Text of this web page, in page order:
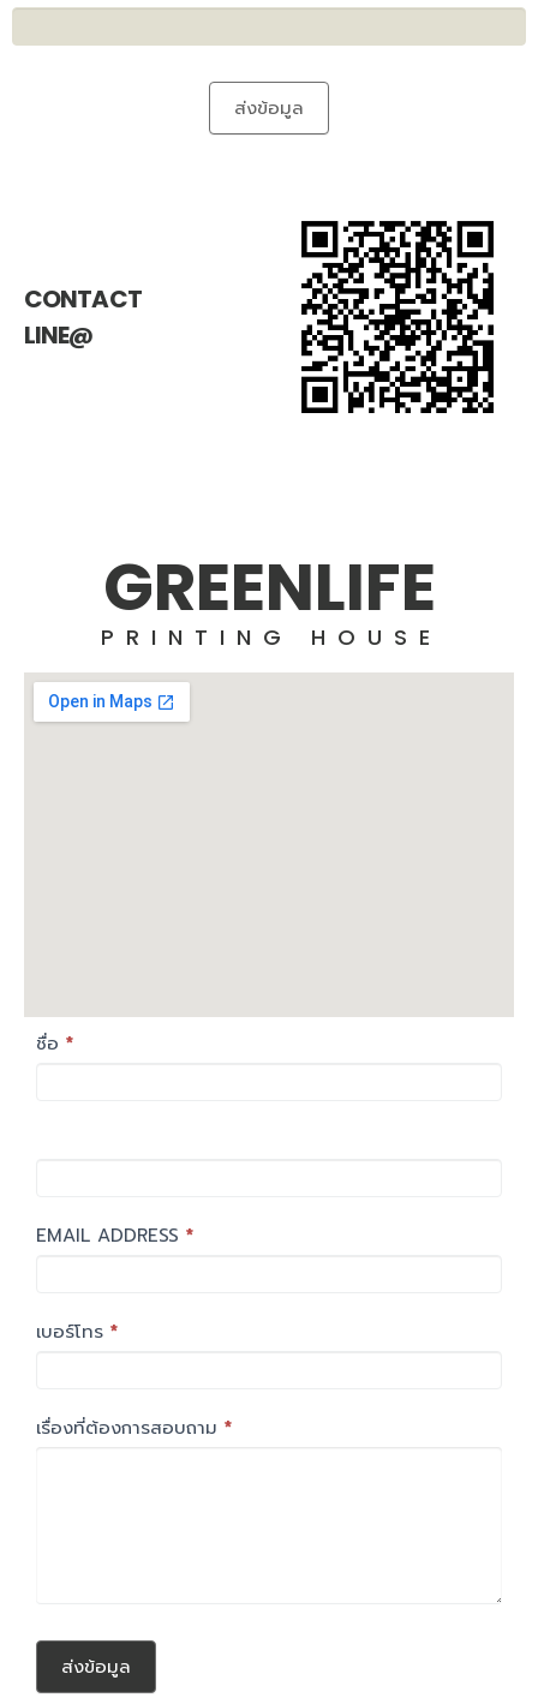
ส่งข้อมูล
CONTACT
LINE@
GREENLIFE
PRINTING HOUSE
Contact
If
ชื่อ *
EMAIL ADDRESS *
เบอร์โทร *
เรื่องที่ต้องการสอบถาม *
ส่งข้อมูล